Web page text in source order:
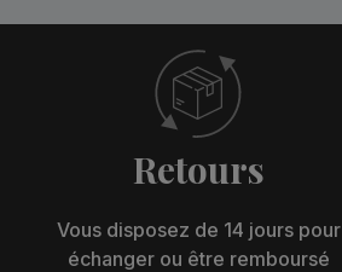
Retours
Vous disposez de 14 jours pour
échanger ou être remboursé